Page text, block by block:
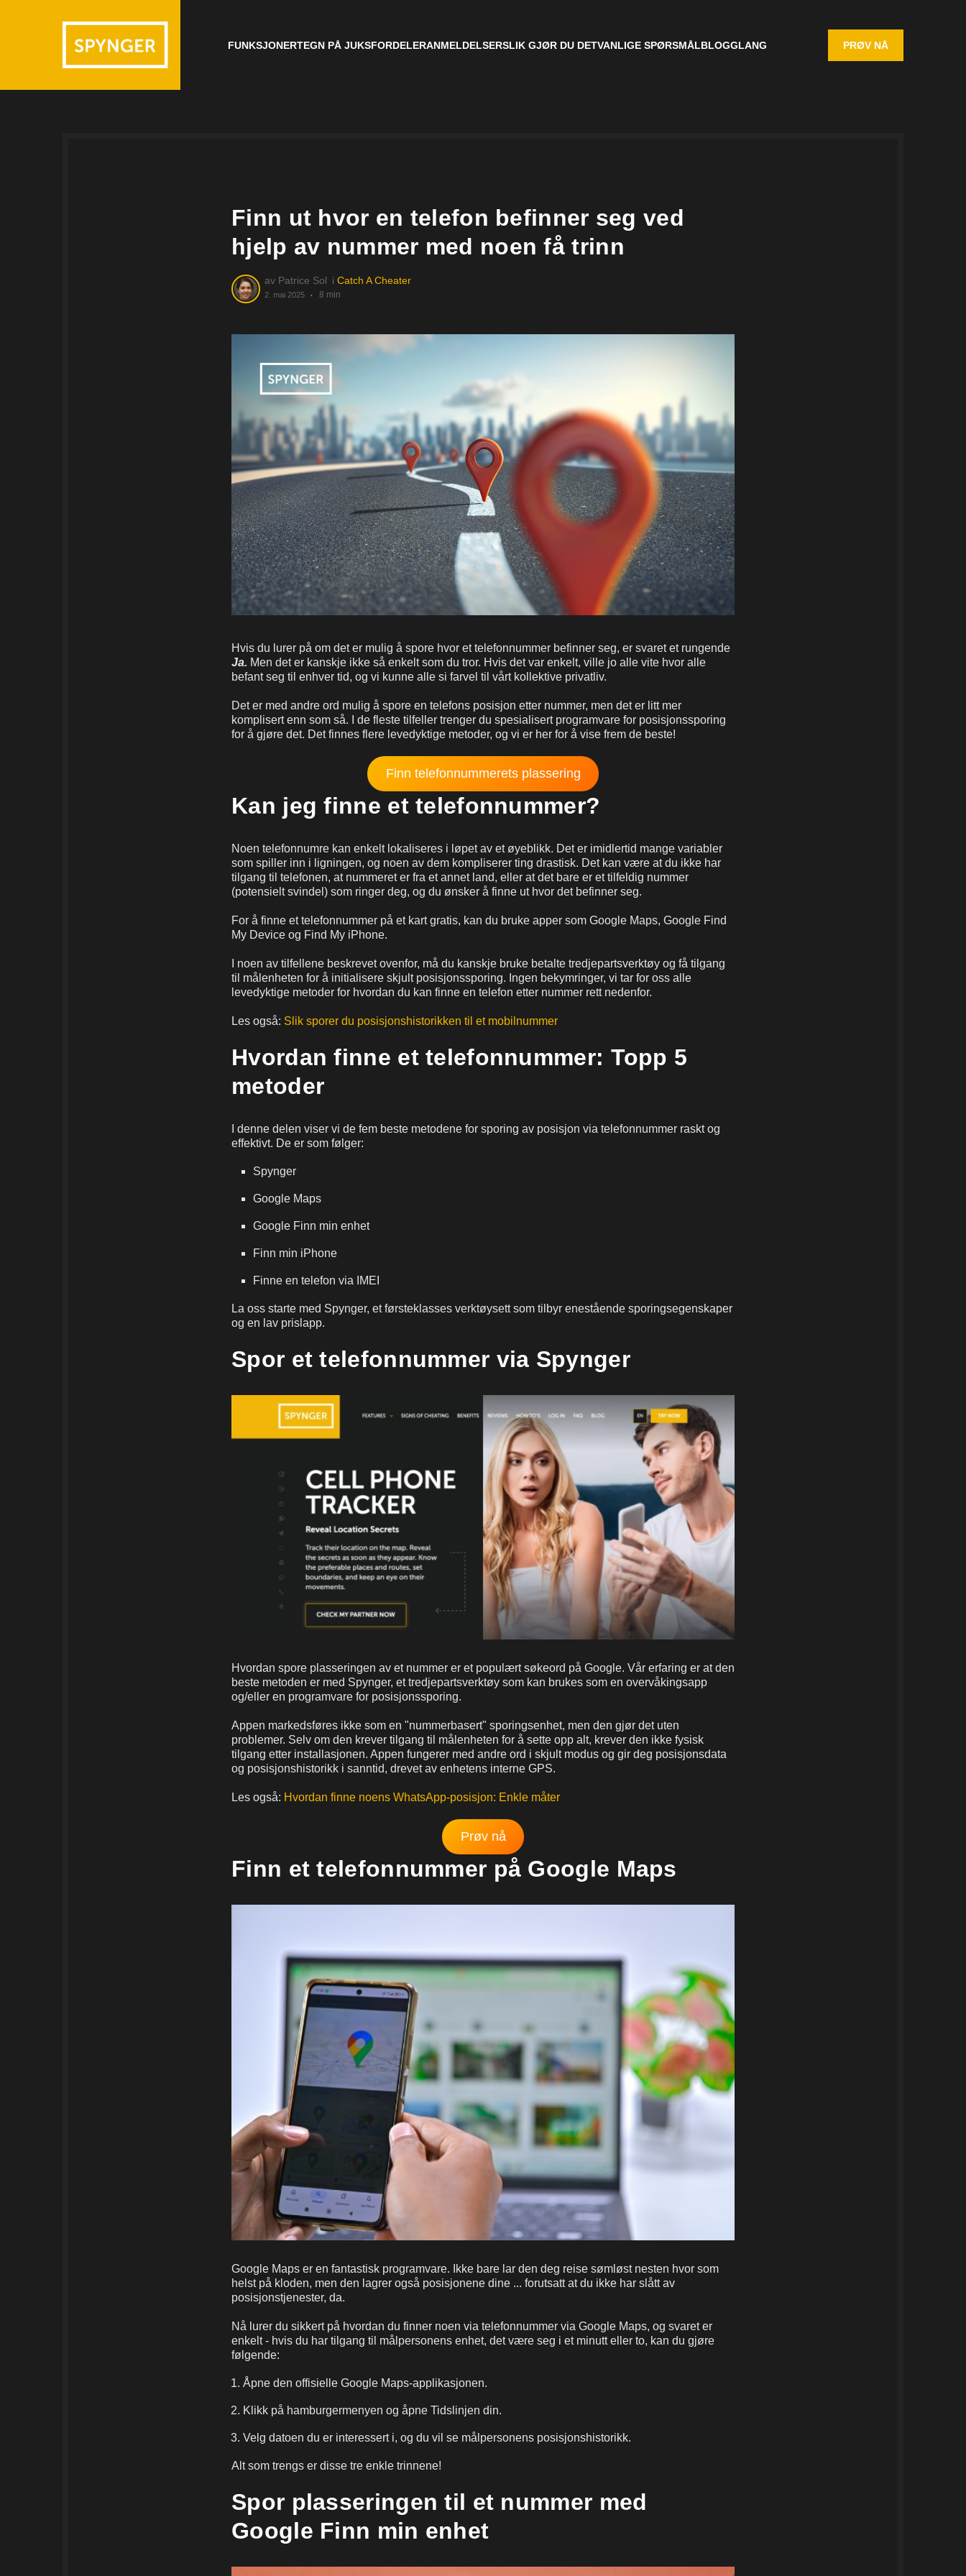
FUNKSJONERTEGN PÅ JUKSFORDELERANMELDELSERSLIK GJØR DU DETVANLIGE SPØRSMÅLBLOGGLANG PRØV NÅ
Finn ut hvor en telefon befinner seg ved
hjelp av nummer med noen få trinn
av Patrice Sol i Catch A Cheater
2. mai 2025 8 min
Hvis du lurer på om det er mulig å spore hvor et telefonnummer befinner seg, er svaret et rungende
Ja. Men det er kanskje ikke så enkelt som du tror. Hvis det var enkelt, ville jo alle vite hvor alle
befant seg til enhver tid, og vi kunne alle si farvel til vårt kollektive privatliv.
Det er med andre ord mulig å spore en telefons posisjon etter nummer, men det er litt mer
komplisert enn som så. I de fleste tilfeller trenger du spesialisert programvare for posisjonssporing
for å gjøre det. Det finnes flere levedyktige metoder, og vi er her for å vise frem de beste!
Finn telefonnummerets plassering
Kan jeg finne et telefonnummer?
Noen telefonnumre kan enkelt lokaliseres i løpet av et øyeblikk. Det er imidlertid mange variabler
som spiller inn i ligningen, og noen av dem kompliserer ting drastisk. Det kan være at du ikke har
tilgang til telefonen, at nummeret er fra et annet land, eller at det bare er et tilfeldig nummer
(potensielt svindel) som ringer deg, og du ønsker å finne ut hvor det befinner seg.
For å finne et telefonnummer på et kart gratis, kan du bruke apper som Google Maps, Google Find
My Device og Find My iPhone.
I noen av tilfellene beskrevet ovenfor, må du kanskje bruke betalte tredjepartsverktøy og få tilgang
til målenheten for å initialisere skjult posisjonssporing. Ingen bekymringer, vi tar for oss alle
levedyktige metoder for hvordan du kan finne en telefon etter nummer rett nedenfor.
Les også: Slik sporer du posisjonshistorikken til et mobilnummer
Hvordan finne et telefonnummer: Topp 5
metoder
I denne delen viser vi de fem beste metodene for sporing av posisjon via telefonnummer raskt og
effektivt. De er som følger:
Spynger
Google Maps
Google Finn min enhet
Finn min iPhone
Finne en telefon via IMEI
La oss starte med Spynger, et førsteklasses verktøysett som tilbyr enestående sporingsegenskaper
og en lav prislapp.
Spor et telefonnummer via Spynger
Hvordan spore plasseringen av et nummer er et populært søkeord på Google. Vår erfaring er at den
beste metoden er med Spynger, et tredjepartsverktøy som kan brukes som en overvåkingsapp
og/eller en programvare for posisjonssporing.
Appen markedsføres ikke som en "nummerbasert" sporingsenhet, men den gjør det uten
problemer. Selv om den krever tilgang til målenheten for å sette opp alt, krever den ikke fysisk
tilgang etter installasjonen. Appen fungerer med andre ord i skjult modus og gir deg posisjonsdata
og posisjonshistorikk i sanntid, drevet av enhetens interne GPS.
Les også: Hvordan finne noens WhatsApp-posisjon: Enkle måter
Prøv nå
Finn et telefonnummer på Google Maps
Google Maps er en fantastisk programvare. Ikke bare lar den deg reise sømløst nesten hvor som
helst på kloden, men den lagrer også posisjonene dine ... forutsatt at du ikke har slått av
posisjonstjenester, da.
Nå lurer du sikkert på hvordan du finner noen via telefonnummer via Google Maps, og svaret er
enkelt - hvis du har tilgang til målpersonens enhet, det være seg i et minutt eller to, kan du gjøre
følgende:
Åpne den offisielle Google Maps-applikasjonen.
Klikk på hamburgermenyen og åpne Tidslinjen din.
Velg datoen du er interessert i, og du vil se målpersonens posisjonshistorikk.
Alt som trengs er disse tre enkle trinnene!
Spor plasseringen til et nummer med
Google Finn min enhet